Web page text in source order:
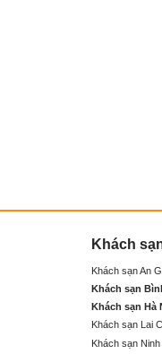
Khách
Khách sạn An
Khách sạn
Khách sạn Hà
Khách sạn Lai
Khách sạn